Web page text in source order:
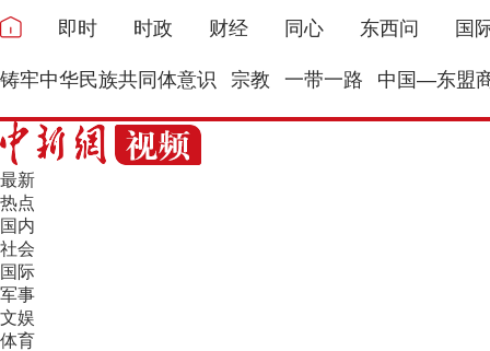
即时 时政 财经 同心 东西问 国
铸牢中华民族共同体意识 宗教 一带一路 中国—东盟
最新
热点
国内
社会
国际
军事
文娱
体育